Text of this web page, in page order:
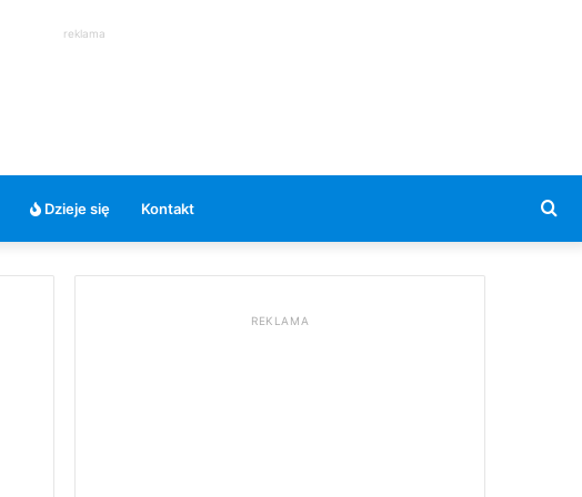
reklama
Dzieje się Kontakt
REKLAMA